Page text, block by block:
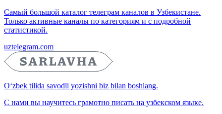
Самый большой каталог телеграм каналов в Узбекистане.
Только активные каналы по категориям и с подробной
статистикой.
uztelegram.com
O‘zbek tilida savodli yozishni biz bilan boshlang.
С нами вы научитесь грамотно писать на узбекском языке.